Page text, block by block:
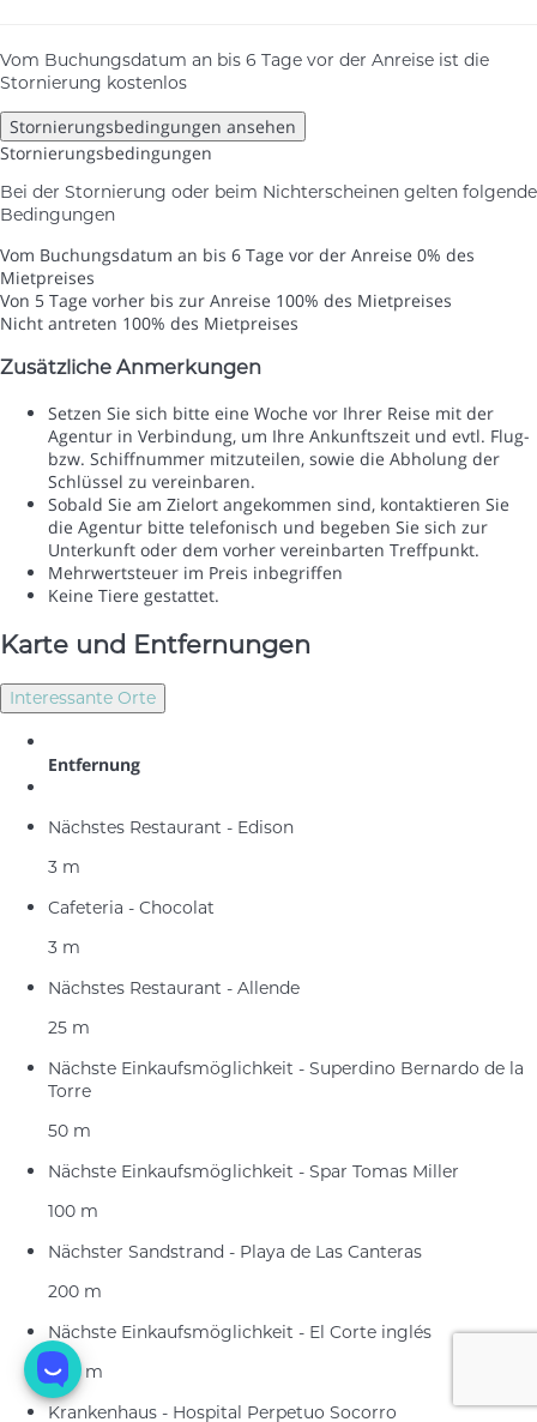
Vom Buchungsdatum an bis 6 Tage vor der Anreise ist die
Stornierung kostenlos
Stornierungsbedingungen ansehen
Stornierungsbedingungen
Bei der Stornierung oder beim Nichterscheinen gelten folgende
Bedingungen
Vom Buchungsdatum an bis 6 Tage vor der Anreise 0% des
Mietpreises
Von 5 Tage vorher bis zur Anreise 100% des Mietpreises
Nicht antreten 100% des Mietpreises
Zusätzliche Anmerkungen
Setzen Sie sich bitte eine Woche vor Ihrer Reise mit der
Agentur in Verbindung, um Ihre Ankunftszeit und evtl. Flug-
bzw. Schiffnummer mitzuteilen, sowie die Abholung der
Schlüssel zu vereinbaren.
Sobald Sie am Zielort angekommen sind, kontaktieren Sie
die Agentur bitte telefonisch und begeben Sie sich zur
Unterkunft oder dem vorher vereinbarten Treffpunkt.
Mehrwertsteuer im Preis inbegriffen
Keine Tiere gestattet.
Karte und Entfernungen
Interessante Orte
Entfernung
Nächstes Restaurant - Edison
3 m
Cafeteria - Chocolat
3 m
Nächstes Restaurant - Allende
25 m
Nächste Einkaufsmöglichkeit - Superdino Bernardo de la
Torre
50 m
Nächste Einkaufsmöglichkeit - Spar Tomas Miller
100 m
Nächster Sandstrand - Playa de Las Canteras
200 m
Nächste Einkaufsmöglichkeit - El Corte inglés
400 m
Krankenhaus - Hospital Perpetuo Socorro